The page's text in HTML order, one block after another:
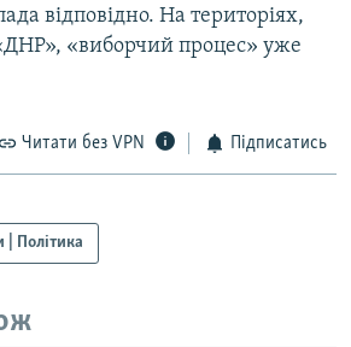
відповідно. На територіях,
«виборчий процес» уже
Читати без VPN Підписатись
| Політика